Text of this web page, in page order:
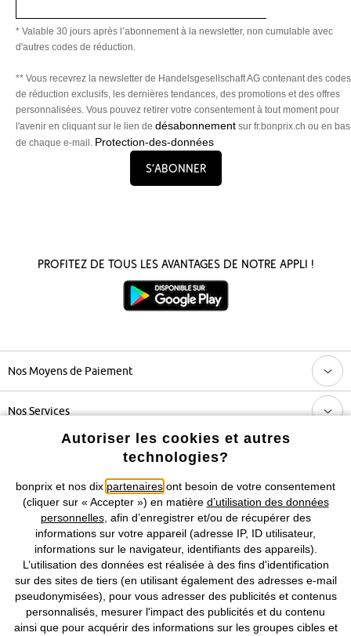
* Valable 30 jours après l’abonnement à la newsletter, non cumulable avec
d'autres codes de réduction.
** Vous recevrez la newsletter de Handelsgesellschaft AG contenant des codes
de réduction exclusifs, les dernières tendances, des promotions et des offres
personnalisées. Vous pouvez retirer votre consentement à tout moment pour
l'avenir en cliquant sur le lien de désabonnement sur fr.bonprix.ch ou en bas
de chaque e-mail. Protection-des-données
S’abonner
Profitez de tous les avantages de notre appli !
Nos Moyens de Paiement
Nos Services
Notre Entreprise
Retrouvez bonprix sur
Prix indiqués TVA comprise avec en sus frais de port & de service
Autoriser les cookies et autres
technologies?
bonprix et nos dix partenaires ont besoin de votre consentement
(cliquer sur « Accepter ») en matière d’utilisation des données
personnelles, afin d’enregistrer et/ou de récupérer des
informations sur votre appareil (adresse IP, ID utilisateur,
informations sur le navigateur, identifiants des appareils).
L’utilisation des données est réalisée à des fins d'identification
sur des sites de tiers (en utilisant également des adresses e-mail
pseudonymisées), pour vous adresser des publicités et contenus
personnalisés, mesurer l'impact des publicités et du contenu
ainsi que pour acquérir des informations sur les groupes cibles et